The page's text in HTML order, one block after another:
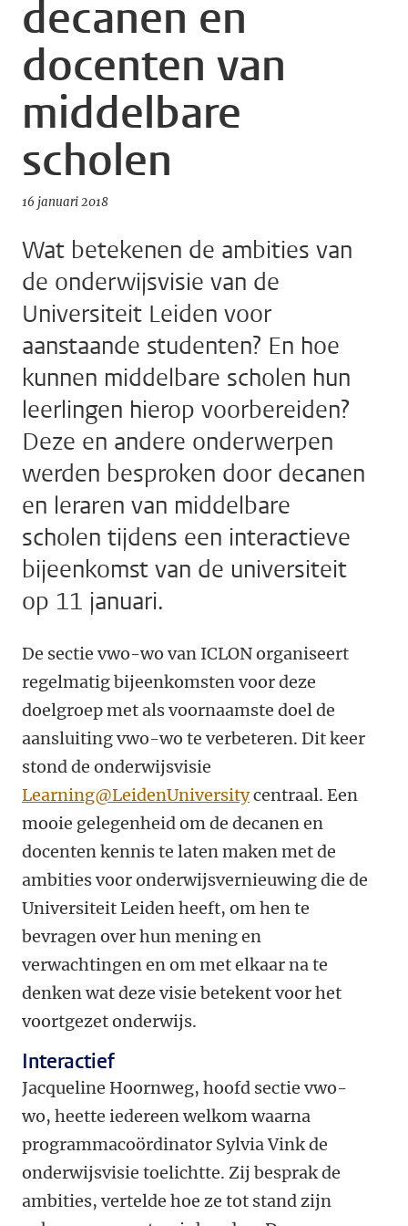
decanen en
docenten van
middelbare
scholen
16 januari 2018
Wat betekenen de ambities van
de onderwijsvisie van de
Universiteit Leiden voor
aanstaande studenten? En hoe
kunnen middelbare scholen hun
leerlingen hierop voorbereiden?
Deze en andere onderwerpen
werden besproken door decanen
en leraren van middelbare
scholen tijdens een interactieve
bijeenkomst van de universiteit
op 11 januari.
De sectie vwo-wo van ICLON organiseert
regelmatig bijeenkomsten voor deze
doelgroep met als voornaamste doel de
aansluiting vwo-wo te verbeteren. Dit keer
stond de onderwijsvisie
Learning@LeidenUniversitycentraal. Een
mooie gelegenheid om de decanen en
docenten kennis te laten maken met de
ambities voor onderwijsvernieuwing die de
Universiteit Leiden heeft, om hen te
bevragen over hun mening en
verwachtingen en om met elkaar na te
denken wat deze visie betekent voor het
voortgezet onderwijs.
Interactief
Jacqueline Hoornweg, hoofd sectie vwo-
wo, heette iedereen welkom waarna
programmacoördinator Sylvia Vink de
onderwijsvisie toelichtte. Zij besprak de
ambities, vertelde hoe ze tot stand zijn